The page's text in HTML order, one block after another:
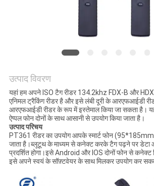
PRIVACY
POLICY
उत्पाद विवरण
यहां हम अपने ISO टैग रीडर 134.2khz FDX-B और
एनिमल ट्रैकिंग रीडर है और इसे लंबी दूरी के आरएफआईडी
आरएफआईडी रीडर के रूप में इस्तेमाल किया जा सकता है।
ऐप्पल फोन दोनों के साथ आसानी से उपयोग किया जाता है।
उत्पाद परिचय
PT361 रीडर का उपयोग आपके स्मार्ट फोन (95*185mm
जाता है।ब्लूटूथ के माध्यम से कनेक्ट करके टैग पढ़ने पर डेटा
प्रदर्शित होगा।इसे Android और IOS दोनों फोन से
इसे अपने स्वयं के सॉफ़्टवेयर के साथ मिलकर उपयोग कर